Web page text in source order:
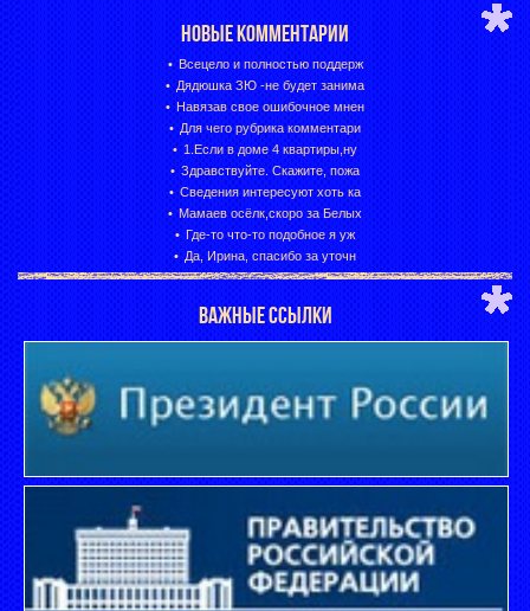
НОВЫЕ КОММЕНТАРИИ
Всецело и полностью поддерж
Дядюшка ЗЮ -не будет занима
Навязав свое ошибочное мнен
Для чего рубрика комментари
1.Если в доме 4 квартиры,ну
Здравствуйте. Скажите, пожа
Сведения интересуют хоть ка
Мамаев осёлк,скоро за Белых
Где-то что-то подобное я уж
Да, Ирина, спасибо за уточн
ВАЖНЫЕ ССЫЛКИ